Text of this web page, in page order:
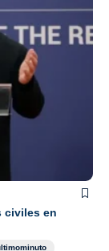
civiles en